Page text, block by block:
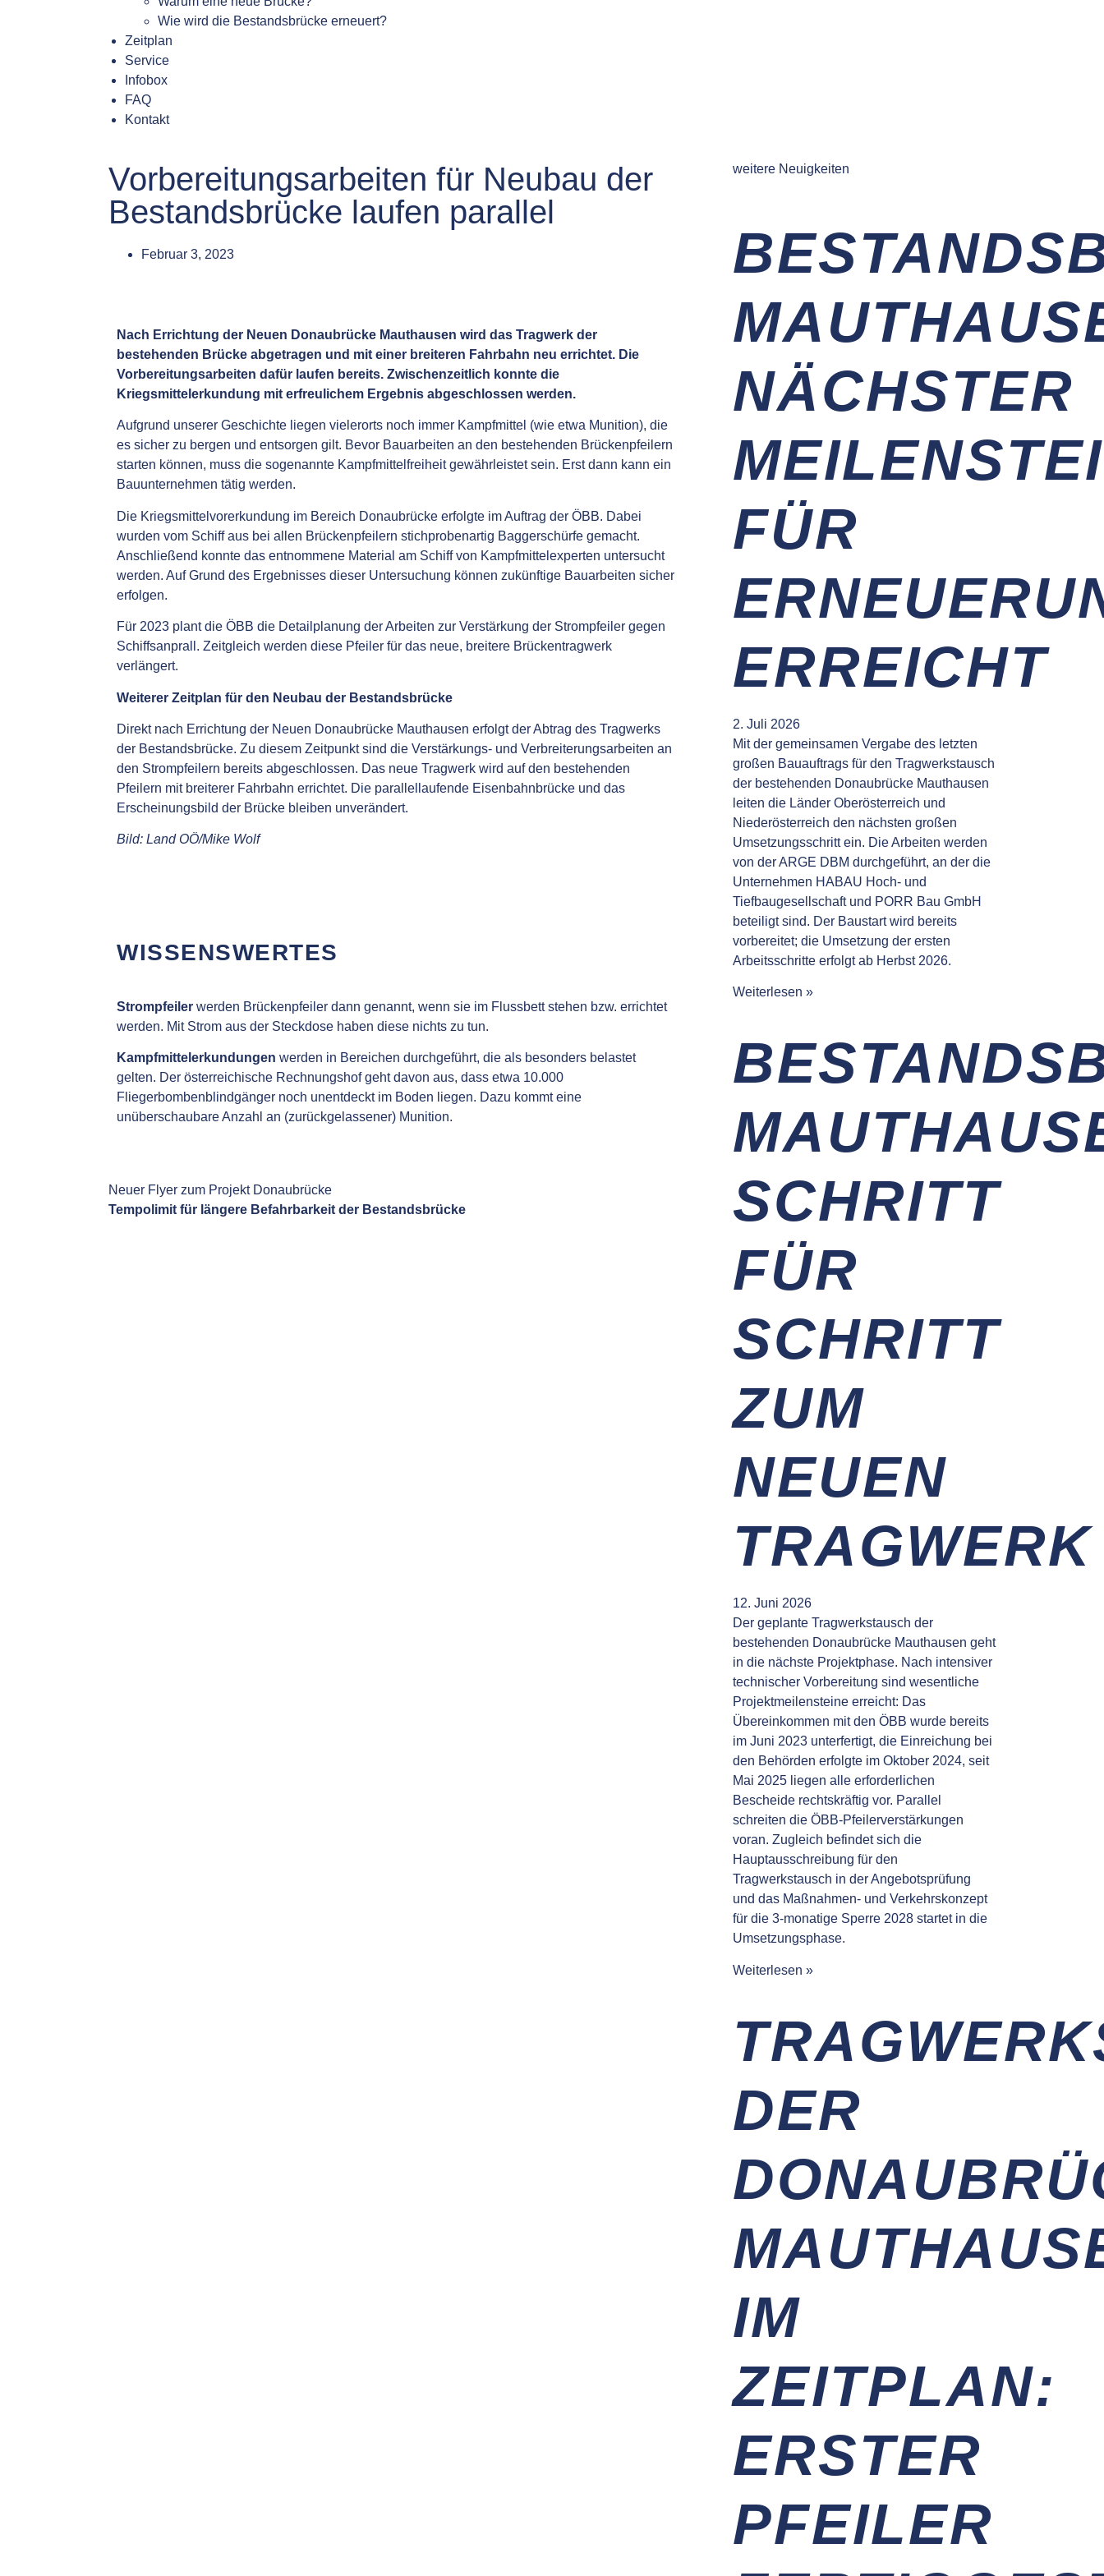
Wie wird die Bestandsbrücke erneuert?
Zeitplan
Service
Infobox
FAQ
Kontakt
Vorbereitungsarbeiten für Neubau der
Bestandsbrücke laufen parallel
Februar 3, 2023
Nach Errichtung der Neuen Donaubrücke Mauthausen wird das Tragwerk der
bestehenden Brücke abgetragen und mit einer breiteren Fahrbahn neu errichtet. Die
Vorbereitungsarbeiten dafür laufen bereits. Zwischenzeitlich konnte die
Kriegsmittelerkundung mit erfreulichem Ergebnis abgeschlossen werden.
Aufgrund unserer Geschichte liegen vielerorts noch immer Kampfmittel (wie etwa Munition), die
es sicher zu bergen und entsorgen gilt. Bevor Bauarbeiten an den bestehenden Brückenpfeilern
starten können, muss die sogenannte Kampfmittelfreiheit gewährleistet sein. Erst dann kann ein
Bauunternehmen tätig werden.
Die Kriegsmittelvorerkundung im Bereich Donaubrücke erfolgte im Auftrag der ÖBB. Dabei
wurden vom Schiff aus bei allen Brückenpfeilern stichprobenartig Baggerschürfe gemacht.
Anschließend konnte das entnommene Material am Schiff von Kampfmittelexperten untersucht
werden. Auf Grund des Ergebnisses dieser Untersuchung können zukünftige Bauarbeiten sicher
erfolgen.
Für 2023 plant die ÖBB die Detailplanung der Arbeiten zur Verstärkung der Strompfeiler gegen
Schiffsanprall. Zeitgleich werden diese Pfeiler für das neue, breitere Brückentragwerk
verlängert.
Weiterer Zeitplan für den Neubau der Bestandsbrücke
Direkt nach Errichtung der Neuen Donaubrücke Mauthausen erfolgt der Abtrag des Tragwerks
der Bestandsbrücke. Zu diesem Zeitpunkt sind die Verstärkungs- und Verbreiterungsarbeiten an
den Strompfeilern bereits abgeschlossen. Das neue Tragwerk wird auf den bestehenden
Pfeilern mit breiterer Fahrbahn errichtet. Die parallellaufende Eisenbahnbrücke und das
Erscheinungsbild der Brücke bleiben unverändert.
Bild: Land OÖ/Mike Wolf
WISSENSWERTES
Strompfeiler werden Brückenpfeiler dann genannt, wenn sie im Flussbett stehen bzw. errichtet
werden. Mit Strom aus der Steckdose haben diese nichts zu tun.
Kampfmittelerkundungen werden in Bereichen durchgeführt, die als besonders belastet
gelten. Der österreichische Rechnungshof geht davon aus, dass etwa 10.000
Fliegerbombenblindgänger noch unentdeckt im Boden liegen. Dazu kommt eine
unüberschaubare Anzahl an (zurückgelassener) Munition.
Neuer Flyer zum Projekt Donaubrücke
Tempolimit für längere Befahrbarkeit der Bestandsbrücke
weitere Neuigkeiten
NÄCHSTER
FÜR
ERREICHT
2. Juli 2026
Mit der gemeinsamen Vergabe des letzten
großen Bauauftrags für den Tragwerkstausch
der bestehenden Donaubrücke Mauthausen
leiten die Länder Oberösterreich und
Niederösterreich den nächsten großen
Umsetzungsschritt ein. Die Arbeiten werden
von der ARGE DBM durchgeführt, an der die
Unternehmen HABAU Hoch- und
Tiefbaugesellschaft und PORR Bau GmbH
beteiligt sind. Der Baustart wird bereits
vorbereitet; die Umsetzung der ersten
Arbeitsschritte erfolgt ab Herbst 2026.
Weiterlesen »
SCHRITT
FÜR
SCHRITT
ZUM
NEUEN
TRAGWERK
12. Juni 2026
Der geplante Tragwerkstausch der
bestehenden Donaubrücke Mauthausen geht
in die nächste Projektphase. Nach intensiver
technischer Vorbereitung sind wesentliche
Projektmeilensteine erreicht: Das
Übereinkommen mit den ÖBB wurde bereits
im Juni 2023 unterfertigt, die Einreichung bei
den Behörden erfolgte im Oktober 2024, seit
Mai 2025 liegen alle erforderlichen
Bescheide rechtskräftig vor. Parallel
schreiten die ÖBB-Pfeilerverstärkungen
voran. Zugleich befindet sich die
Hauptausschreibung für den
Tragwerkstausch in der Angebotsprüfung
und das Maßnahmen- und Verkehrskonzept
für die 3-monatige Sperre 2028 startet in die
Umsetzungsphase.
Weiterlesen »
DER
IM
ZEITPLAN:
ERSTER
PFEILER